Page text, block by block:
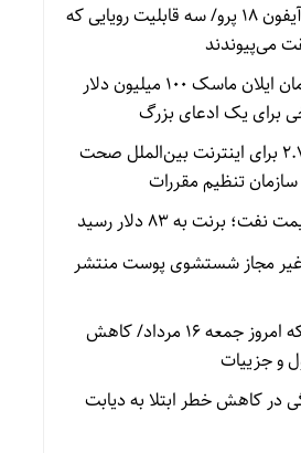
تحول بزرگ در آیفون ۱۸ پرو/ سه قابلیت رویایی که
می‌پیوندند
یک ساعت از زمان ایلان ماسک ۱۰۰ میلیون دلار
برای یک ادعای بزرگ
اعمال ضریب ۲.۷ برای اینترنت بین‌الملل صحت
تنظیم مقررات
برنت به ۸۳ دلار رسید
مجاز شستشوی پوست منتشر
قیمت طلا و سکه امروز جمعه ۱۶ مرداد/ کاهش
و جزییات
در کاهش خطر ابتلا به دیابت